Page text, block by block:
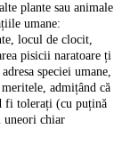
plante sau animale
umane:
locul de clocit,
pisicii naratoare ți
speciei umane,
admițând că
fi tolerați (cu puțină
uneori chiar